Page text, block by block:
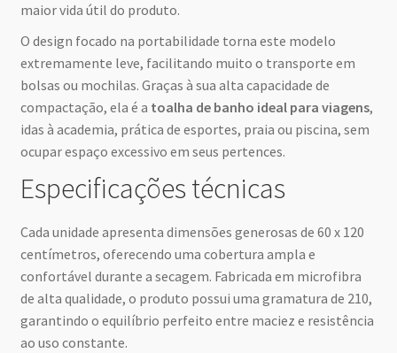
maior vida útil do produto.
O design focado na portabilidade torna este modelo
extremamente leve, facilitando muito o transporte em
bolsas ou mochilas. Graças à sua alta capacidade de
compactação, ela é a toalha de banho ideal para viagens,
idas à academia, prática de esportes, praia ou piscina, sem
ocupar espaço excessivo em seus pertences.
Especificações técnicas
Cada unidade apresenta dimensões generosas de 60 x 120
centímetros, oferecendo uma cobertura ampla e
confortável durante a secagem. Fabricada em microfibra
de alta qualidade, o produto possui uma gramatura de 210,
garantindo o equilíbrio perfeito entre maciez e resistência
ao uso constante.